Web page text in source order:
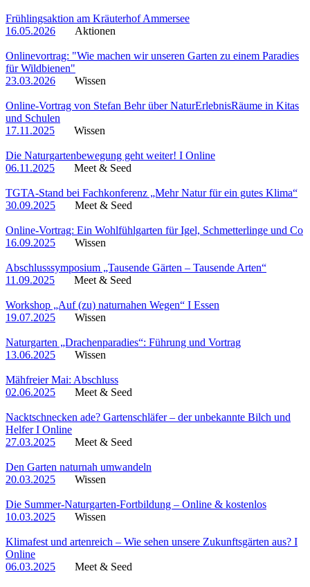
Frühlingsaktion am Kräuterhof Ammersee
16.05.2026
Aktionen
Onlinevortrag: "Wie machen wir unseren Garten zu einem Paradies
für Wildbienen"
23.03.2026
Wissen
Online-Vortrag von Stefan Behr über NaturErlebnisRäume in Kitas
und Schulen
17.11.2025
Wissen
Die Naturgartenbewegung geht weiter! I Online
06.11.2025
Meet & Seed
TGTA-Stand bei Fachkonferenz „Mehr Natur für ein gutes Klima“
30.09.2025
Meet & Seed
Online-Vortrag: Ein Wohlfühlgarten für Igel, Schmetterlinge und Co
16.09.2025
Wissen
Abschlusssymposium „Tausende Gärten – Tausende Arten“
11.09.2025
Meet & Seed
Workshop „Auf (zu) naturnahen Wegen“ I Essen
19.07.2025
Wissen
Naturgarten „Drachenparadies“: Führung und Vortrag
13.06.2025
Wissen
Mähfreier Mai: Abschluss
02.06.2025
Meet & Seed
Nacktschnecken ade? Gartenschläfer – der unbekannte Bilch und
Helfer I Online
27.03.2025
Meet & Seed
Den Garten naturnah umwandeln
20.03.2025
Wissen
Die Summer-Naturgarten-Fortbildung – Online & kostenlos
10.03.2025
Wissen
Klimafest und artenreich – Wie sehen unsere Zukunftsgärten aus? I
Online
06.03.2025
Meet & Seed